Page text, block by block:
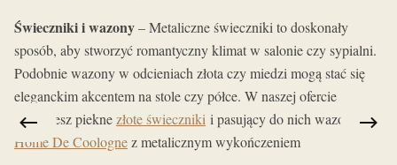
Świeczniki i wazony– Metaliczne świeczniki to doskonały
sposób, aby stworzyć romantyczny klimat w salonie czy sypialni.
Podobnie wazony w odcieniach złota czy miedzi mogą stać się
eleganckim akcentem na stole czy półce. W naszej ofercie
znajdziesz piekne złote świeczniki i pasujący do nich wazon
Home De Coolognez metalicznym wykończeniem